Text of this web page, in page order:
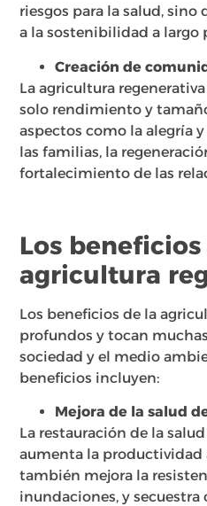
riesgos para la salud,
a la sostenibilidad a largo
Creación de
La agricultura
solo rendimiento y
aspectos como la alegría
las familias, la
fortalecimiento de las
Los
agricultura
Los beneficios de la
profundos y tocan
sociedad y el medio
beneficios incluyen:
Mejora de la salud
La restauración de la
aumenta la productividad
también mejora la
inundaciones, y